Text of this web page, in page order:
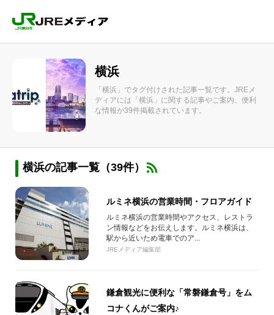
横浜
「横浜」でタグ付けされた記事一覧です。JREメ
ディアには「横浜」に関する記事やご案内、便利
な情報が39件掲載されています。
横浜の記事一覧（39件）
ルミネ横浜の営業時間・フロアガイド
ルミネ横浜の営業時間やアクセス、レストラ
ン情報などをお伝えします。ルミネ横浜は、
駅から近いため電車でのア...
JREメディア編集部
鎌倉観光に便利な「常磐鎌倉号」をム
コナくんがご案内♪